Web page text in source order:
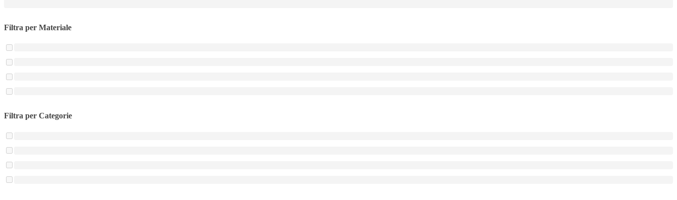
Filtra per Materiale
Filtra per Categorie